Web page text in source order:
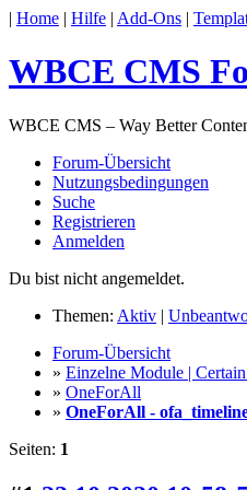
| Home | Hilfe | Add-Ons |
WBCE CMS
WBCE CMS – Way Better
Forum-Übersicht
Nutzungsbedingungen
Suche
Registrieren
Anmelden
Du bist nicht angemeldet.
Themen: Aktiv |
Forum-Übersicht
» Einzelne Module |
» OneForAll
» OneForAll -
Seiten: 1